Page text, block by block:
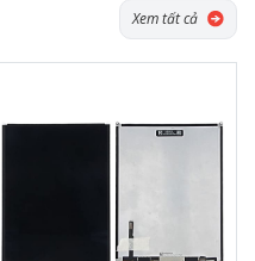
Xem tất cả
Cường lực, Ốp lưng khi mua BHV
Tặng Voucher Giảm giá mua máy